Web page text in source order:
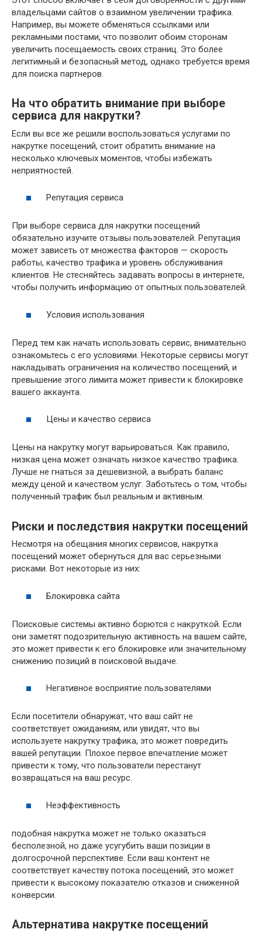
владельцами сайтов о взаимном увеличении трафика.
Например, вы можете обменяться ссылками или
рекламными постами, что позволит обоим сторонам
увеличить посещаемость своих страниц. Это более
легитимный и безопасный метод, однако требуется время
для поиска партнеров.
На что обратить внимание при выборе
сервиса для накрутки?
Если вы все же решили воспользоваться услугами по
накрутке посещений, стоит обратить внимание на
несколько ключевых моментов, чтобы избежать
неприятностей.
Репутация сервиса
При выборе сервиса для накрутки посещений
обязательно изучите отзывы пользователей. Репутация
может зависеть от множества факторов — скорость
работы, качество трафика и уровень обслуживания
клиентов. Не стесняйтесь задавать вопросы в интернете,
чтобы получить информацию от опытных пользователей.
Условия использования
Перед тем как начать использовать сервис, внимательно
ознакомьтесь с его условиями. Некоторые сервисы могут
накладывать ограничения на количество посещений, и
превышение этого лимита может привести к блокировке
вашего аккаунта.
Цены и качество сервиса
Цены на накрутку могут варьироваться. Как правило,
низкая цена может означать низкое качество трафика.
Лучше не гнаться за дешевизной, а выбрать баланс
между ценой и качеством услуг. Заботьтесь о том, чтобы
полученный трафик был реальным и активным.
Риски и последствия накрутки посещений
Несмотря на обещания многих сервисов, накрутка
посещений может обернуться для вас серьезными
рисками. Вот некоторые из них:
Блокировка сайта
Поисковые системы активно борются с накруткой. Если
они заметят подозрительную активность на вашем сайте,
это может привести к его блокировке или значительному
снижению позиций в поисковой выдаче.
Негативное восприятие пользователями
Если посетители обнаружат, что ваш сайт не
соответствует ожиданиям, или увидят, что вы
используете накрутку трафика, это может повредить
вашей репутации. Плохое первое впечатление может
привести к тому, что пользователи перестанут
возвращаться на ваш ресурс.
Неэффективность
подобная накрутка может не только оказаться
бесполезной, но даже усугубить ваши позиции в
долгосрочной перспективе. Если ваш контент не
соответствует качеству потока посещений, это может
привести к высокому показателю отказов и сниженной
конверсии.
Альтернатива накрутке посещений